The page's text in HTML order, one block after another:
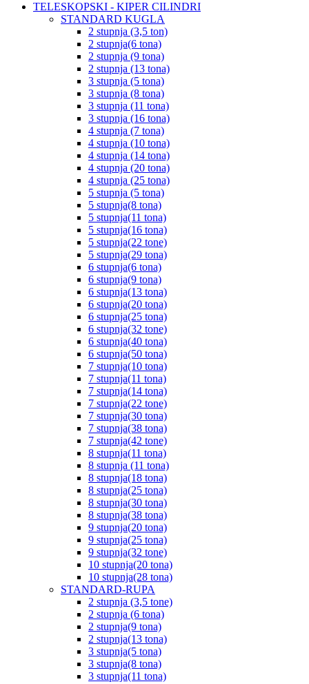
TELESKOPSKI - KIPER CILINDRI
STANDARD KUGLA
2 stupnja (3,5 ton)
2 stupnja(6 tona)
2 stupnja (9 tona)
2 stupnja (13 tona)
3 stupnja (5 tona)
3 stupnja (8 tona)
3 stupnja (11 tona)
3 stupnja (16 tona)
4 stupnja (7 tona)
4 stupnja (10 tona)
4 stupnja (14 tona)
4 stupnja (20 tona)
4 stupnja (25 tona)
5 stupnja (5 tona)
5 stupnja(8 tona)
5 stupnja(11 tona)
5 stupnja(16 tona)
5 stupnja(22 tone)
5 stupnja(29 tona)
6 stupnja(6 tona)
6 stupnja(9 tona)
6 stupnja(13 tona)
6 stupnja(20 tona)
6 stupnja(25 tona)
6 stupnja(32 tone)
6 stupnja(40 tona)
6 stupnja(50 tona)
7 stupnja(10 tona)
7 stupnja(11 tona)
7 stupnja(14 tona)
7 stupnja(22 tone)
7 stupnja(30 tona)
7 stupnja(38 tona)
7 stupnja(42 tone)
8 stupnja(11 tona)
8 stupnja (11 tona)
8 stupnja(18 tona)
8 stupnja(25 tona)
8 stupnja(30 tona)
8 stupnja(38 tona)
9 stupnja(20 tona)
9 stupnja(25 tona)
9 stupnja(32 tone)
10 stupnja(20 tona)
10 stupnja(28 tona)
STANDARD-RUPA
2 stupnja (3,5 tone)
2 stupnja (6 tona)
2 stupnja(9 tona)
2 stupnja(13 tona)
3 stupnja(5 tona)
3 stupnja(8 tona)
3 stupnja(11 tona)